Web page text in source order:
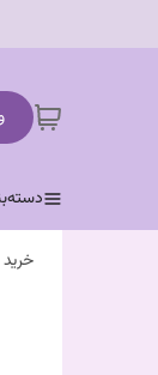
خرید